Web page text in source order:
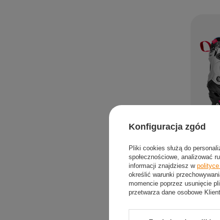
2w1
Konfiguracja zgód
Pliki cookies służą do
społecznościowe, analizować
informacji znajdziesz w
określić warunki
momencie poprzez usunięcie
przetwarza dane osobowe